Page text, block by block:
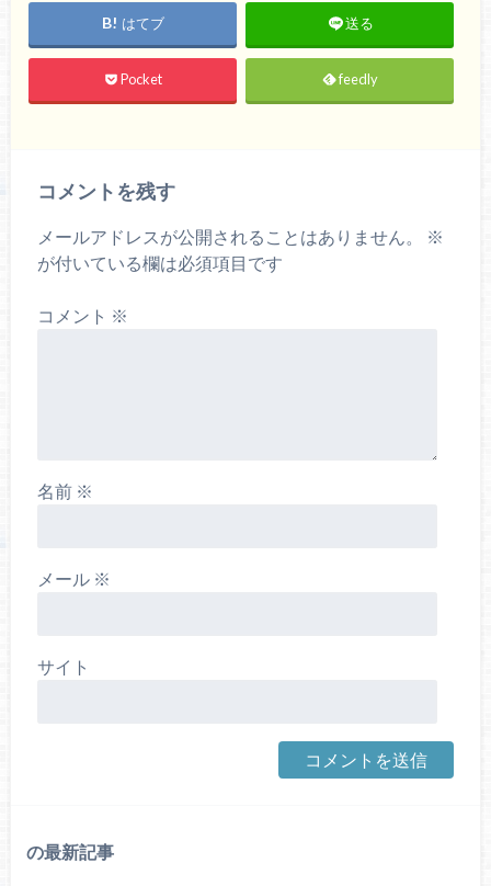
はてブ 送る
Pocket feedly
コメントを残す
メールアドレスが公開されることはありません。
※
が付いている欄は必須項目です
コメント ※
名前 ※
メール ※
サイト
の最新記事